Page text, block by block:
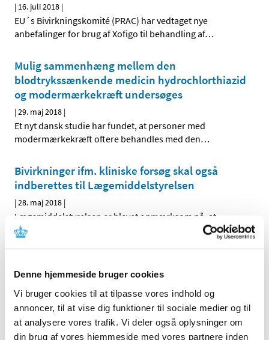
Denne hjemmeside bruger cookies
Vi bruger cookies til at tilpasse vores indhold og
annoncer, til at vise dig funktioner til sociale medier og til
at analysere vores trafik. Vi deler også oplysninger om
din brug af vores hjemmeside med vores partnere inden
| 16. juli 2018 |
EU´s Bivirkningskomité (PRAC) har vedtaget nye
anbefalinger for brug af Xofigo til behandling af…
Mulig sammenhæng mellem den
blodtrykssænkende medicin hydrochlorthiazid
og modermærkekræft undersøges
|29. maj 2018 |
Et nyt dansk studie har fundet, at personer med
modermærkekræft oftere behandles med den…
Bivirkninger ifm. kliniske forsøg skal også
indberettes til Lægemiddelstyrelsen
|28. maj 2018 |
Lægemiddelstyrelsen er blevet opmærksom på, at
bivirkninger, der er set under kliniske forsøg (SUSARs),…
leverskade ved brug af Esmya til behandling af
fibromer
|18. maj 2018|
EU´s Bivirkningskomité (PRAC) har gennemgået
sikkerheden af præparatet Esmya (ulipristal acetate).…